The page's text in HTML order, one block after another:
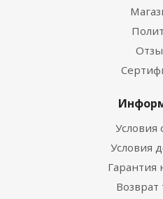
Условия
Условия
Гарантия
Возврат